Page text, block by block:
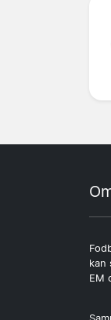
kan
EM